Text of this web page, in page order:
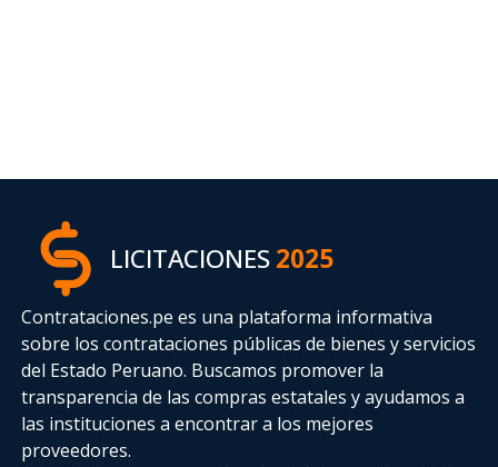
LICITACIONES2025
Contrataciones.pe es una plataforma informativa
sobre los contrataciones públicas de bienes y servicios
del Estado Peruano. Buscamos promover la
transparencia de las compras estatalesy ayudamos a
las instituciones a encontrar a los mejores
proveedores.